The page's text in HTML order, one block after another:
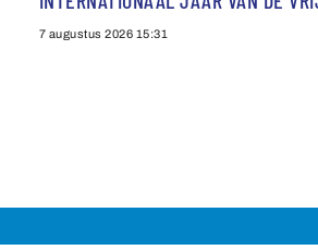
7 augustus 2026 15:31